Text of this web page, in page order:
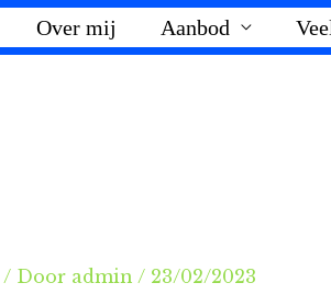
Over mij Aanbod
/ Door admin / 23/02/2023